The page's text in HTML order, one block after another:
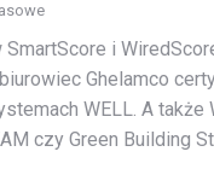
i
Ghelamco
WELL. A także
czy Green Building